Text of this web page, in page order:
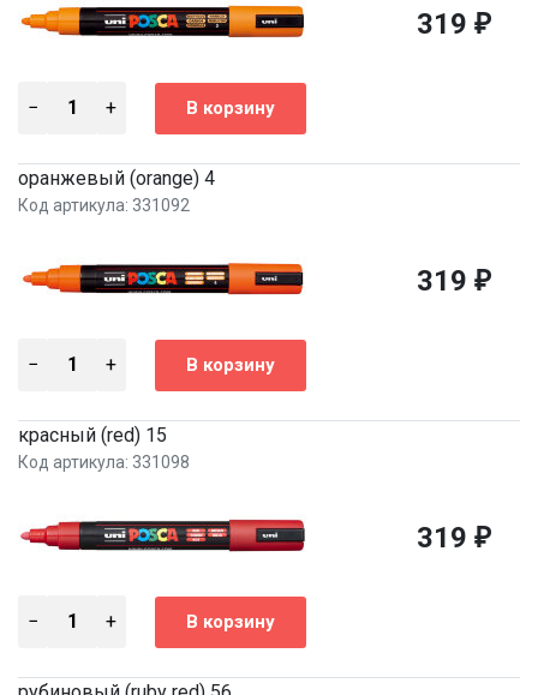
319 ₽
оранжевый (orange) 4
Код артикула: 331092
319 ₽
красный (red) 15
Код артикула: 331098
319 ₽